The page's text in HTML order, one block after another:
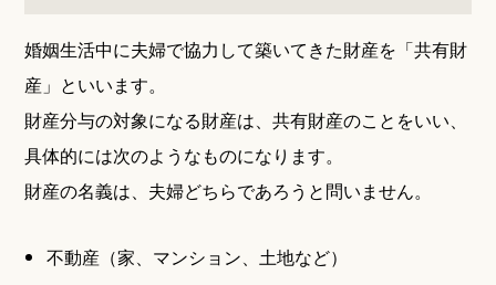
婚姻生活中に夫婦で協力して築いてきた財産を「共有財
産」といいます。
財産分与の対象になる財産は、共有財産のことをいい、
具体的には次のようなものになります。
財産の名義は、夫婦どちらであろうと問いません。
不動産（家、マンション、土地など）